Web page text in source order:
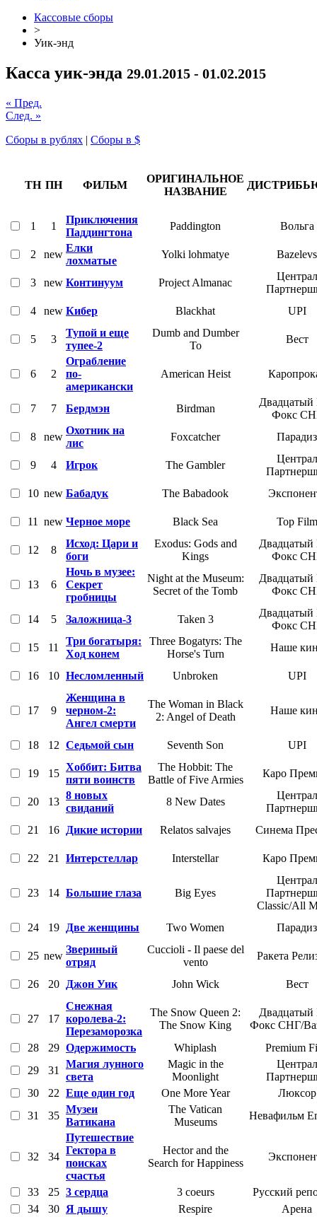
Кассовые сборы
>
Уик-энд
Касса уик-энда 29.01.2015 - 01.02.2015
« Пред.
След. »
Сборы в рублях | Сборы в $
ТН ПН ФИЛЬМ
ОРИГИНАЛЬНОЕ
НАЗВАНИЕ
1 1
Приключения
Паддингтона
Paddington Вольга
2 new
Елки
лохматые
Yolki lohmatye Bazelevs
3 new Континуум Project Almanac
Централ
4
new Кибер Blackhat UPI
5 3
Тупой и еще
тупее-2
Dumb and Dumber
To
Вест
6 2
Ограбление
по-
американски
American Heist
7 7 Бердмэн Birdman
Двадцатый
Фокс
8
new
Охотник на
лис
Foxcatcher Парадиз
9 4 Игрок The Gambler
Централ
10 new Бабадук The Babadook
11 new Черное море Black Sea Top Film
12 8
Исход: Цари и
боги
Exodus: Gods and
Kings
Двадцатый
Фокс
13 6
Ночь в музее:
Секрет
гробницы
Night at the Museum:
Secret of the Tomb
Двадцатый
Фокс
14 5 Заложница-3 Taken 3
Двадцатый
Фокс
15
11
Три богатыря:
Ход конем
Three Bogatyrs: The
Horse's Turn
Наше
16 10 Несломленный Unbroken UPI
17 9
Женщина в
черном-2:
Ангел смерти
The Woman in Black
2: Angel of Death
Наше
18 12 Седьмой сын Seventh Son UPI
19 15
Хоббит: Битва
пяти воинств
The Hobbit: The
Battle of Five Armies
Каро
20 13
8 новых
свиданий
8 New Dates
Централ
21
16 Дикие истории Relatos salvajes Синема
22 21 Интерстеллар Interstellar Каро
23 14 Большие глаза Big Eyes
Централ
Classic/All
24
19 Две женщины Two Women Парадиз
25 new
Звериный
отряд
Cuccioli - Il paese del
vento
Ракета
26 20 Джон Уик John Wick Вест
27 17
Снежная
королева-2:
Перезаморозка
The Snow Queen 2:
The Snow King
Двадцатый
Фокс СНГ/
28
29 Одержимость Whiplash
Premium
29
31
Магия лунного
света
Magic in the
Moonlight
Централ
30
22 Еще один год One More Year
Люксор
31
35
Музеи
Ватикана
The Vatican
Museums
Невафильм
32 34
Путешествие
Гектора в
поисках
счастья
Hector and the
Search for Happiness
33 25 3 сердца 3 coeurs
Русский
34
30 Я дышу Respire Арена